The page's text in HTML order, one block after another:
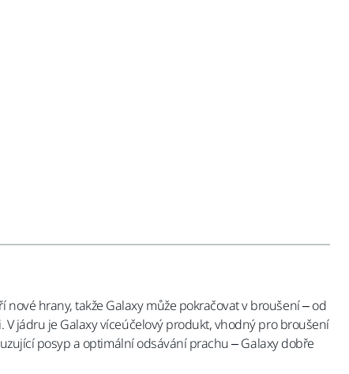
hrany, takže Galaxy může pokračovat v broušení – od
jádru je Galaxy víceúčelový produkt, vhodný pro broušení
posyp a optimální odsávání prachu – Galaxy dobře